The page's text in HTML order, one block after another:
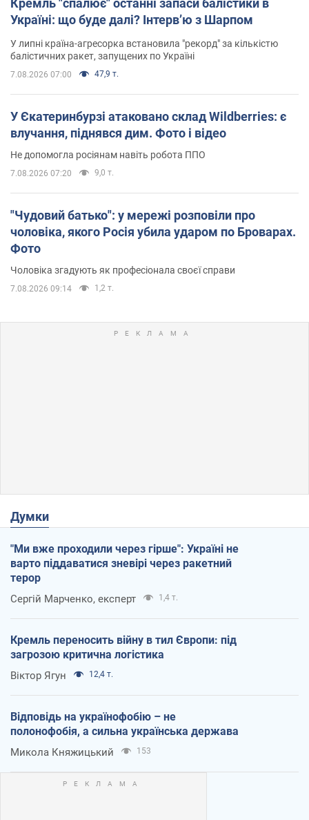
Україні: що буде далі? Інтерв’ю з Шарпом
У липні країна-агресорка встановила "рекорд" за кількістю
балістичних ракет, запущених по Україні
7.08.2026 07:00 47,9 т.
У Єкатеринбурзі атаковано склад Wildberries: є
влучання, піднявся дим. Фото і відео
Не допомогла росіянам навіть робота ППО
7.08.2026 07:20 9,0 т.
"Чудовий батько": у мережі розповіли про
чоловіка, якого Росія убила ударом по Броварах.
Фото
Чоловіка згадують як професіонала своєї справи
7.08.2026 09:14 1,2 т.
Думки
"Ми вже проходили через гірше": Україні не
варто піддаватися зневірі через ракетний
терор
Сергій Марченко, експерт 1,4 т.
Кремль переносить війну в тил Європи: під
загрозою критична логістика
Віктор Ягун 12,4 т.
Відповідь на українофобію – не
полонофобія, а сильна українська держава
Микола Княжицький 153